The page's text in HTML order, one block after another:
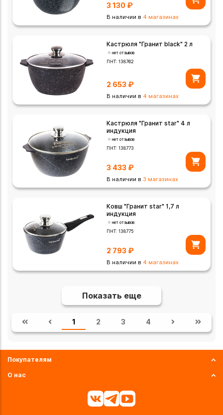
3 130 ₽
В наличии в 4 магазинах
Кастрюля "Гранит black" 2 л
нет отзывов
ПНТ:138762
2 653 ₽
В наличии в 4 магазинах
Кастрюля "Гранит star" 4 л
индукция
нет отзывов
ПНТ:138773
3 433 ₽
В наличии в 3 магазинах
Ковш "Гранит star" 1,7 л
индукция
нет отзывов
ПНТ:138775
2 793 ₽
В наличии в 4 магазинах
Показать еще
1 2 3 4
Покупателям
О нас